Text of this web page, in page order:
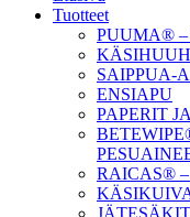
Tuotteet
PUUMA®
SAIPPUA-
ENSIAPU
PAPERIT
RAICAS®